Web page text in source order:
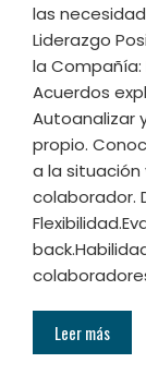
las
Liderazgo
la Compañía:
Acuerdos
Autoanalizar
propio.
a la
colaborador.
Leer más